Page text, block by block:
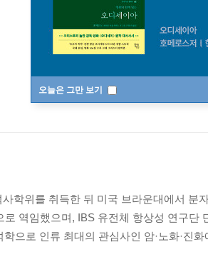
오늘은 그만 보기
학위를 취득한 뒤 미국 브라운대에서 분
역임했으며, IBS 유전체 항상성 연구단
으로 인류 최대의 관심사인 암·노화·진